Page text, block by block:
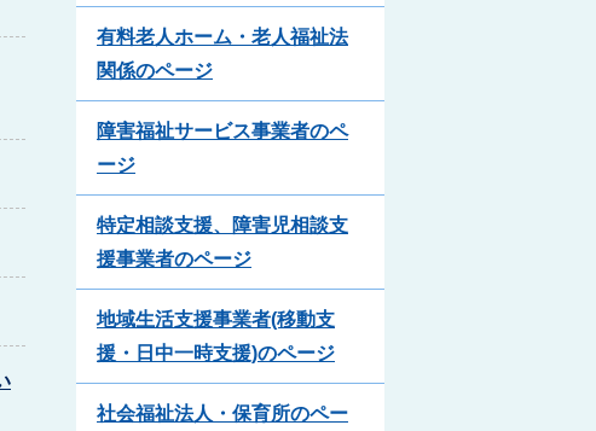
有料老人ホーム・老人福祉法
関係のページ
障害福祉サービス事業者のペ
ージ
特定相談支援、障害児相談支
援事業者のページ
地域生活支援事業者(移動支
援・日中一時支援)のページ
社会福祉法人・保育所のペー